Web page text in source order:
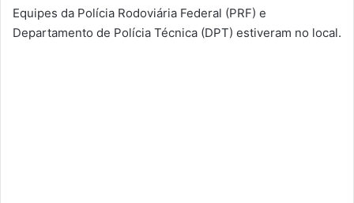
Equipes da Polícia Rodoviária Federal (PRF) e
Departamento de Polícia Técnica (DPT) estiveram no local.